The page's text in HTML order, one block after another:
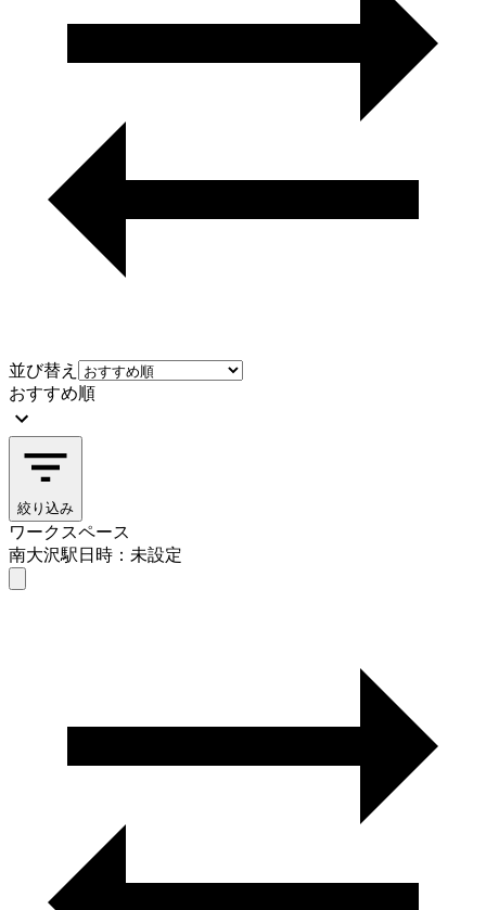
並び替え
おすすめ順
絞り込み
ワークスペース
南大沢駅日時：未設定